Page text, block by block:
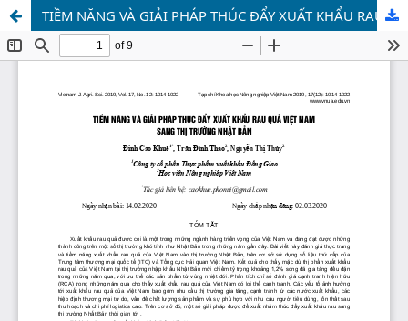
TIỀM NĂNG VÀ GIẢI PHÁP THÚC ĐẨY XUẤT KHẨU RAU QUẢ VIỆT NAM SANG THỊ TRƯỜNG NHẬT BẢN